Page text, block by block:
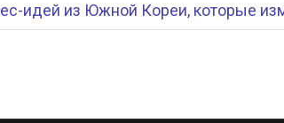
идей из Южной Кореи, которые